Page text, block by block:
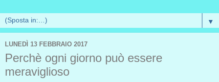
▼
LUNEDÌ 13 FEBBRAIO 2017
Perchè ogni giorno può essere
meraviglioso